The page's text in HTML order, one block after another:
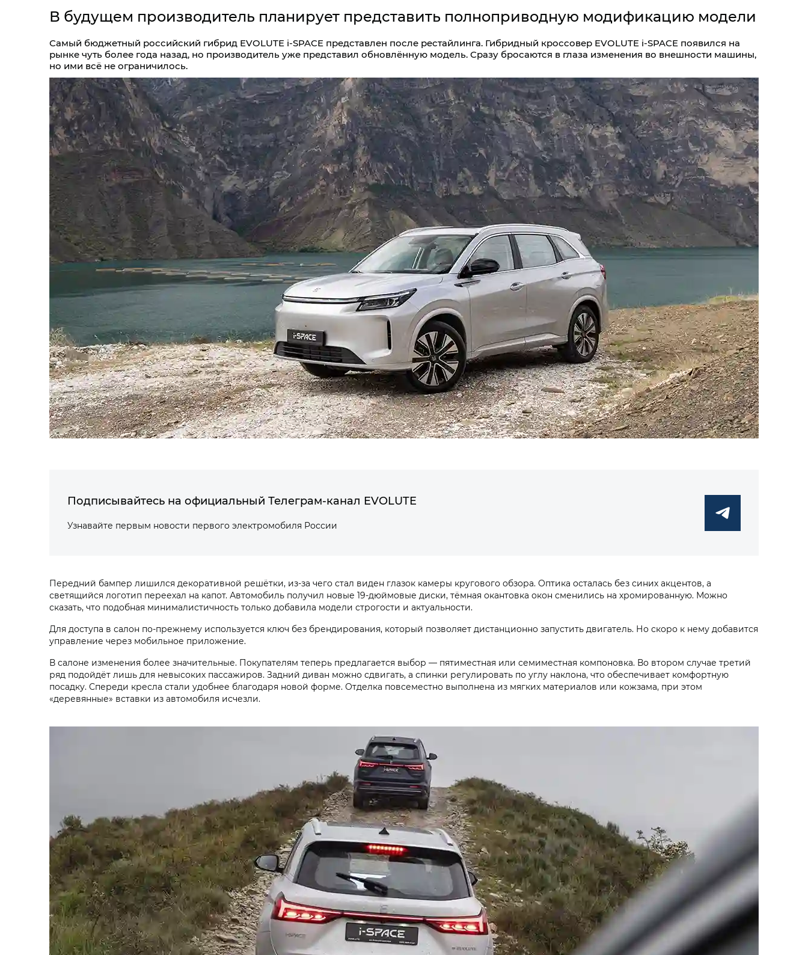
В будущем производитель планирует представить полноприводную модификацию модели
Самый бюджетный российский гибрид EVOLUTE i‑SPACE представлен после рестайлинга. Гибридный кроссовер EVOLUTE i‑SPACE появился на
рынке чуть более года назад, но производитель уже представил обновлённую модель. Сразу бросаются в глаза изменения во внешности машины,
но ими всё не ограничилось.
Подписывайтесь на официальный Телеграм-канал EVOLUTE
Узнавайте первым новости первого электромобиля России
Передний бампер лишился декоративной решётки, из-за чего стал виден глазок камеры кругового обзора. Оптика осталась без синих акцентов, а
светящийся логотип переехал на капот. Автомобиль получил новые 19-дюймовые диски, тёмная окантовка окон сменились на хромированную. Можно
сказать, что подобная минималистичность только добавила модели строгости и актуальности.
Для доступа в салон по-прежнему используется ключ без брендирования, который позволяет дистанционно запустить двигатель. Но скоро к нему добавится
управление через мобильное приложение.
В салоне изменения более значительные. Покупателям теперь предлагается выбор — пятиместная или семиместная компоновка. Во втором случае третий
ряд подойдёт лишь для невысоких пассажиров. Задний диван можно сдвигать, а спинки регулировать по углу наклона, что обеспечивает комфортную
посадку. Спереди кресла стали удобнее благодаря новой форме. Отделка повсеместно выполнена из мягких материалов или кожзама, при этом
«деревянные» вставки из автомобиля исчезли.